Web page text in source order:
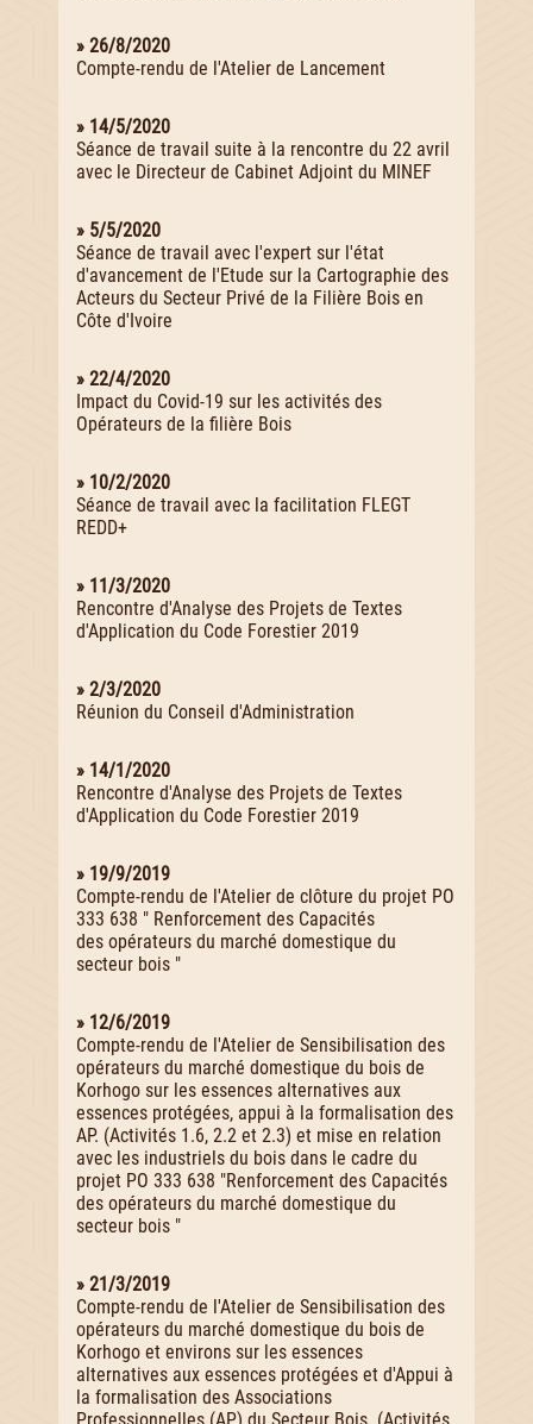
» 26/8/2020
Compte-rendu de l'Atelier de Lancement
» 14/5/2020
Séance de travail suite à la rencontre du 22 avril
avec le Directeur de Cabinet Adjoint du MINEF
» 5/5/2020
Séance de travail avec l'expert sur l'état
d'avancement de l'Etude sur la Cartographie des
Acteurs du Secteur Privé de la Filière Bois en
Côte d'Ivoire
» 22/4/2020
Impact du Covid-19 sur les activités des
Opérateurs de la filière Bois
» 10/2/2020
Séance de travail avec la facilitation FLEGT
REDD+
» 11/3/2020
Rencontre d'Analyse des Projets de Textes
d'Application du Code Forestier 2019
» 2/3/2020
Réunion du Conseil d'Administration
» 14/1/2020
Rencontre d'Analyse des Projets de Textes
d'Application du Code Forestier 2019
» 19/9/2019
Compte-rendu de l'Atelier de clôture du projet PO
333 638 " Renforcement des Capacités
des opérateurs du marché domestique du
secteur bois "
» 12/6/2019
Compte-rendu de l'Atelier de Sensibilisation des
opérateurs du marché domestique du bois de
Korhogo sur les essences alternatives aux
essences protégées, appui à la formalisation des
AP. (Activités 1.6, 2.2 et 2.3) et mise en relation
avec les industriels du bois dans le cadre du
projet PO 333 638 "Renforcement des Capacités
des opérateurs du marché domestique du
secteur bois "
» 21/3/2019
Compte-rendu de l'Atelier de Sensibilisation des
opérateurs du marché domestique du bois de
Korhogo et environs sur les essences
alternatives aux essences protégées et d'Appui à
la formalisation des Associations